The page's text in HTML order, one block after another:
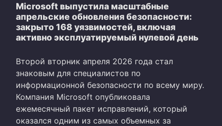
Microsoft выпустила масштабные
апрельские обновления безопасности:
закрыто 168 уязвимостей, включая
активно эксплуатируемый нулевой день
Второй вторник апреля 2026 года стал
знаковым для специалистов по
информационной безопасности по всему миру.
Компания Microsoft опубликовала
ежемесячный пакет исправлений, который
оказался одним из самых объемных за